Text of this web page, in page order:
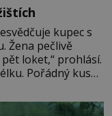
kupec s
Žena pečlivě
loket,“ prohlásí.
Pořádný kus
švadlena